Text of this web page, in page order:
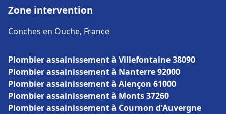
Zone intervention
Conches en Ouche, France
Plombier assainissement à Villefontaine 38090
Plombier assainissement à Nanterre 92000
Plombier assainissement à Alençon 61000
Plombier assainissement à Monts 37260
Plombier assainissement à Cournon d'Auvergne